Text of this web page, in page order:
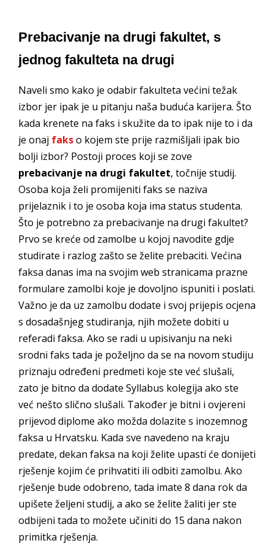
Prebacivanje na drugi fakultet, s
jednog fakulteta na drugi
Naveli smo kako je odabir fakulteta većini težak
izbor jer ipak je u pitanju naša buduća karijera. Što
kada krenete na faks i skužite da to ipak nije to i da
je onaj fakso kojem ste prije razmišljali ipak bio
bolji izbor? Postoji proces koji se zove
prebacivanje na drugi fakultet, točnije studij.
Osoba koja želi promijeniti faks se naziva
prijelaznik i to je osoba koja ima status studenta.
Što je potrebno za prebacivanje na drugi fakultet?
Prvo se kreće od zamolbe u kojoj navodite gdje
studirate i razlog zašto se želite prebaciti. Većina
faksa danas ima na svojim web stranicama prazne
formulare zamolbi koje je dovoljno ispuniti i poslati.
Važno je da uz zamolbu dodate i svoj prijepis ocjena
s dosadašnjeg studiranja, njih možete dobiti u
referadi faksa. Ako se radi u upisivanju na neki
srodni faks tada je poželjno da se na novom studiju
priznaju određeni predmeti koje ste već slušali,
zato je bitno da dodate Syllabus kolegija ako ste
već nešto slično slušali. Također je bitni i ovjereni
prijevod diplome ako možda dolazite s inozemnog
faksa u Hrvatsku. Kada sve navedeno na kraju
predate, dekan faksa na koji želite upasti će donijeti
rješenje kojim će prihvatiti ili odbiti zamolbu. Ako
rješenje bude odobreno, tada imate 8 dana rok da
upišete željeni studij, a ako se želite žaliti jer ste
odbijeni tada to možete učiniti do 15 dana nakon
primitka rješenja.